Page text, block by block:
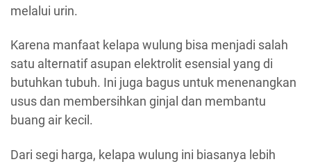
melalui urin.
Karena manfaat kelapa wulung bisa menjadi salah
satu alternatif asupan elektrolit esensial yang di
butuhkan tubuh. Ini juga bagus untuk menenangkan
usus dan membersihkan ginjal dan membantu
buang air kecil.
Dari segi harga, kelapa wulung ini biasanya lebih